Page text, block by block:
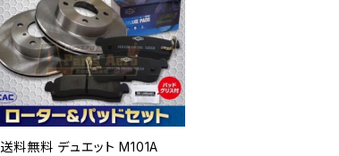
送料無料 デュエット M101A